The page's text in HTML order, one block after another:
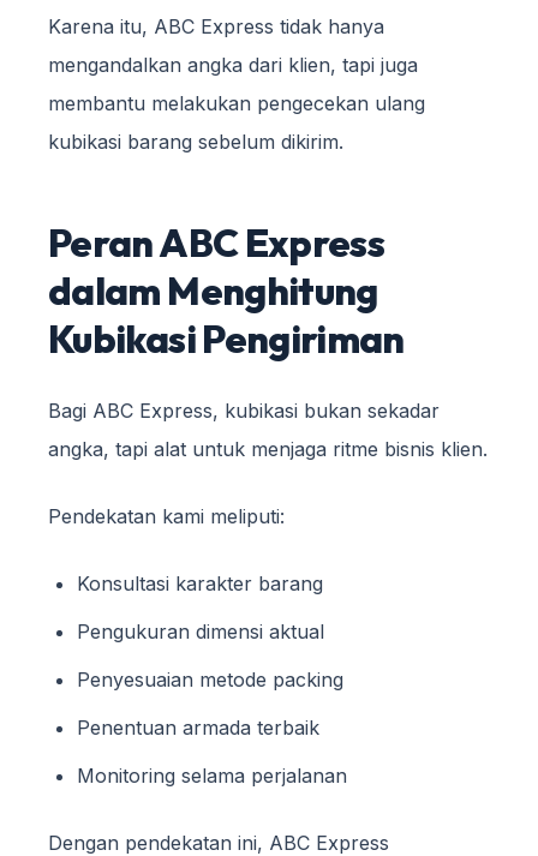
Karena itu, ABC Express tidak hanya
mengandalkan angka dari klien, tapi juga
membantu melakukan pengecekan ulang
kubikasi barang sebelum dikirim.
Peran ABC Express
dalam Menghitung
Kubikasi Pengiriman
Bagi ABC Express, kubikasi bukan sekadar
angka, tapi alat untuk menjaga ritme bisnis klien.
Pendekatan kami meliputi:
Konsultasi karakter barang
Pengukuran dimensi aktual
Penyesuaian metode packing
Penentuan armada terbaik
Monitoring selama perjalanan
Dengan pendekatan ini, ABC Express